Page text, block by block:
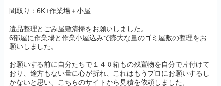
間取り：6K+作業場＋小屋
遺品整理とごみ屋敷清掃をお願いしました。
6部屋に作業場と作業小屋込みで膨大な量のゴミ屋敷の整理をお
願いしました。
お願いする前に自分たちで１４０箱もの残置物を自分で片付けて
おり、途方もない量に心が折れ、これはもうプロにお願いするし
かないと思い、こちらのサイトから見積を依頼しました。